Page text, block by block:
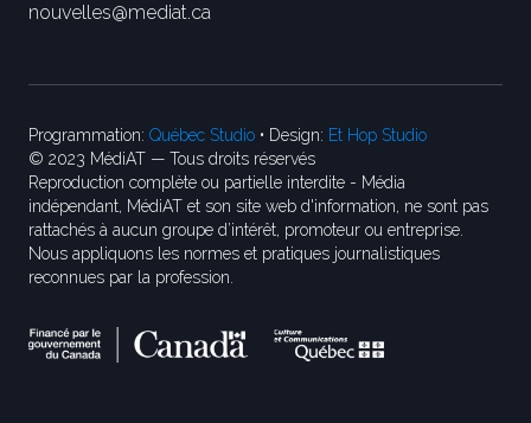
nouvelles@mediat.ca
Programmation: Québec Studio • Design: Et Hop Studio
© 2023 MédiAT — Tous droits réservés
Reproduction complète ou partielle interdite - Média
indépendant, MédiAT et son site web d'information, ne sont pas
rattachés à aucun groupe d’intérêt, promoteur ou entreprise.
Nous appliquons les normes et pratiques journalistiques
reconnues par la profession.